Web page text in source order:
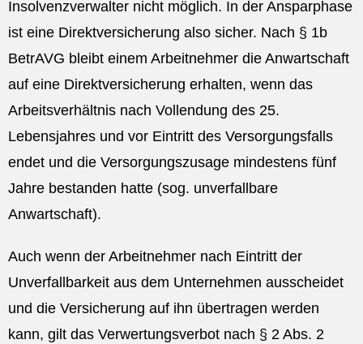
Insolvenzverwalter nicht möglich. In der Ansparphase
ist eine Direktversicherung also sicher. Nach § 1b
BetrAVG bleibt einem Arbeitnehmer die Anwartschaft
auf eine Direktversicherung erhalten, wenn das
Arbeitsverhältnis nach Vollendung des 25.
Lebensjahres und vor Eintritt des Versorgungsfalls
endet und die Versorgungszusage mindestens fünf
Jahre bestanden hatte (sog. unverfallbare
Anwartschaft).
Auch wenn der Arbeitnehmer nach Eintritt der
Unverfallbarkeit aus dem Unternehmen ausscheidet
und die Versicherung auf ihn übertragen werden
kann, gilt das Verwertungsverbot nach § 2 Abs. 2